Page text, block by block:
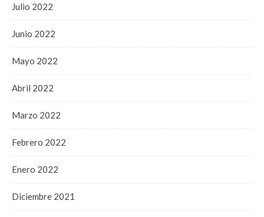
Julio 2022
Junio 2022
Mayo 2022
Abril 2022
Marzo 2022
Febrero 2022
Enero 2022
Diciembre 2021